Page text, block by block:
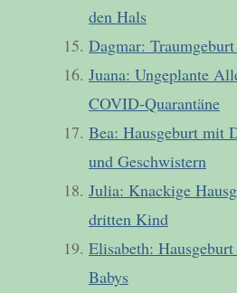
den Hals
Dagmar:
Juana: Ungeplante
COVID-Quarantäne
Bea: Hausgeburt mit
und Geschwistern
Julia: Knackige
dritten Kind
Elisabeth:
Babys